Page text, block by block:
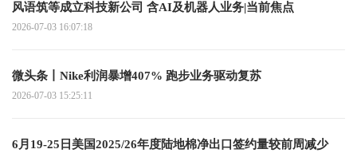
风语筑等成立科技新公司 含AI及机器人业务|当前焦点
2026-07-03 16:07:18
微头条丨Nike利润暴增407% 跑步业务驱动复苏
2026-07-03 15:25:11
6月19-25日美国2025/26年度陆地棉净出口签约量较前周减少